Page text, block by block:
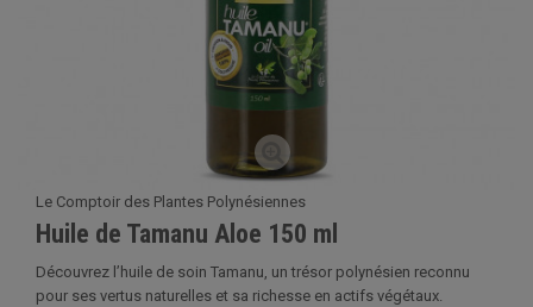
Le Comptoir des Plantes Polynésiennes
Huile de Tamanu Aloe 150 ml
Découvrez l’huile de soin Tamanu, un trésor polynésien reconnu
pour ses vertus naturelles et sa richesse en actifs végétaux.